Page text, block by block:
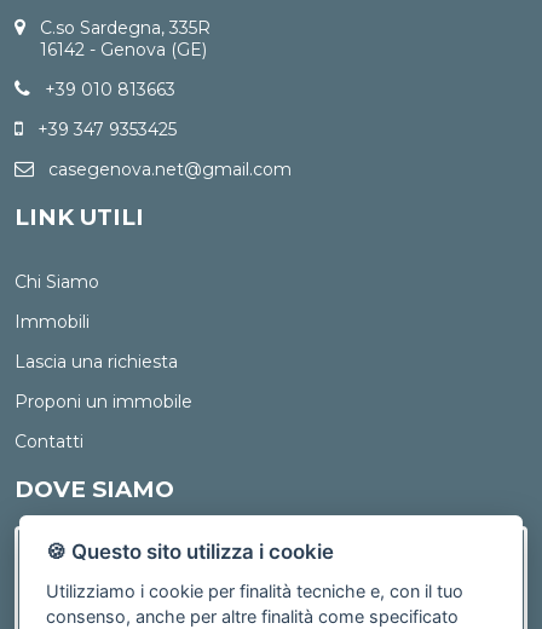
C.so Sardegna, 335R
16142 - Genova (GE)
+39 010 813663
+39 347 9353425
casegenova.net@gmail.com
LINK UTILI
Chi Siamo
Immobili
Lascia una richiesta
Proponi un immobile
Contatti
DOVE SIAMO
🍪 Questo sito utilizza i cookie
Utilizziamo i cookie per finalità tecniche e, con il tuo
consenso, anche per altre finalità come specificato